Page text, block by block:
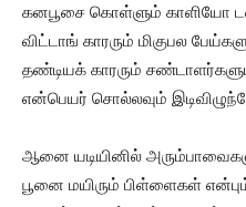
கனபூசை கொள்ளும் காளியோ
விட்டாங் காரரும் மிகுபல
தண்டியக் காரரும்
என்பெயர் சொல்லவும்
ஆனை யடியினில்
பூனை மயிரும் பிள்ளைகள்